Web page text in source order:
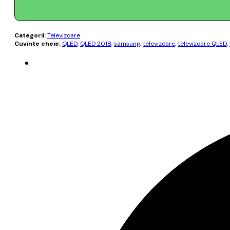
Categorii:Televizoare
Cuvinte cheie: QLED, QLED 2018,samsung,televizoare,televizoare QLED,